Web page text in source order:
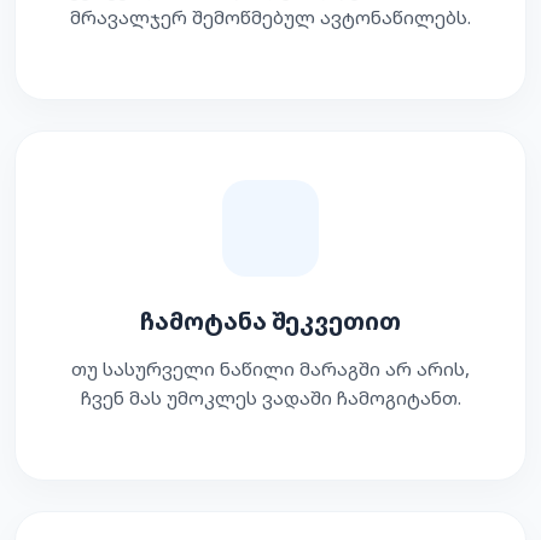
მრავალჯერ შემოწმებულ ავტონაწილებს.
ჩამოტანა შეკვეთით
თუ სასურველი ნაწილი მარაგში არ არის,
ჩვენ მას უმოკლეს ვადაში ჩამოგიტანთ.